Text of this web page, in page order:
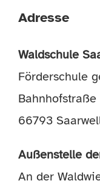
Adresse
Waldschule
Förderschule
66793
Außenstelle
An der